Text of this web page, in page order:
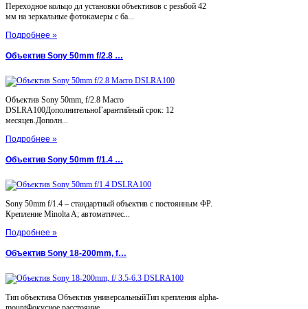
Переходное кольцо дл установки объективов с резьбой 42
мм на зеркальные фотокамеры с ба...
Подробнее »
Объектив Sony 50mm f/2.8 …
Объектив Sony 50mm, f/2.8 Macro
DSLRA100ДополнительноГарантийный срок: 12
месяцев.Дополн...
Подробнее »
Объектив Sony 50mm f/1.4 …
Sony 50mm f/1.4 – стандартный объектив с постоянным ФР.
Крепление Minolta A; автоматичес...
Подробнее »
Объектив Sony 18-200mm, f…
Тип объектива Объектив универсальныйТип крепления alpha-